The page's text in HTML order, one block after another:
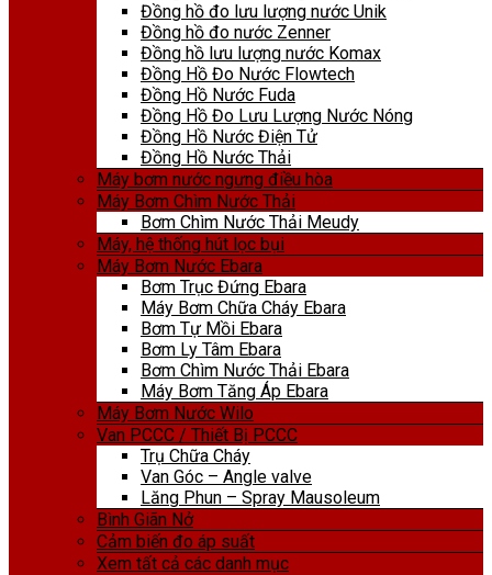
Đồng hồ đo lưu lượng nước Unik
Đồng hồ đo nước Zenner
Đồng hồ lưu lượng nước Komax
Đồng Hồ Đo Nước Flowtech
Đồng Hồ Nước Fuda
Đồng Hồ Đo Lưu Lượng Nước Nóng
Đồng Hồ Nước Điện Tử
Đồng Hồ Nước Thải
Máy bơm nước ngưng điều hòa
Máy Bơm Chìm Nước Thải
Bơm Chìm Nước Thải Meudy
Máy, hệ thống hút lọc bụi
Máy Bơm Nước Ebara
Bơm Trục Đứng Ebara
Máy Bơm Chữa Cháy Ebara
Bơm Tự Mồi Ebara
Bơm Ly Tâm Ebara
Bơm Chìm Nước Thải Ebara
Máy Bơm Tăng Áp Ebara
Máy Bơm Nước Wilo
Van PCCC / Thiết Bị PCCC
Trụ Chữa Cháy
Van Góc – Angle valve
Lăng Phun – Spray Mausoleum
Bình Giãn Nở
Cảm biến đo áp suất
Xem tất cả các danh mục